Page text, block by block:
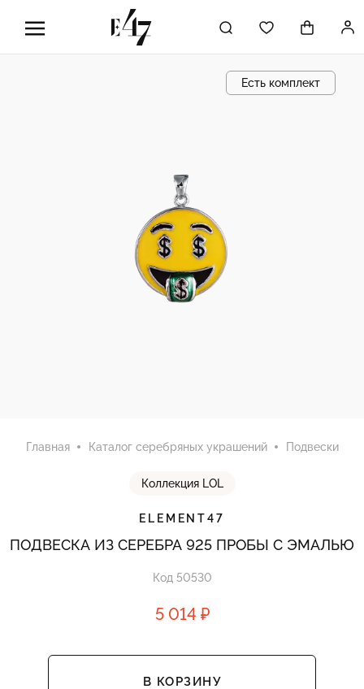
Есть комплект
Главная Каталог серебряных украшений Подвески
Коллекция LOL
ELEMENT47
ПОДВЕСКА ИЗ СЕРЕБРА 925 ПРОБЫ С ЭМАЛЬЮ
Код 50530
5 014 ₽
В КОРЗИНУ